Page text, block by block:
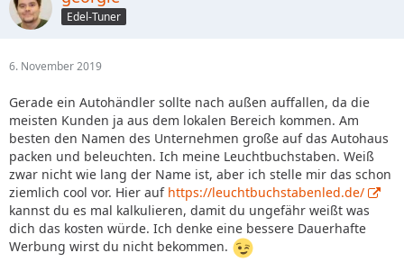
Edel-Tuner
6. November 2019
Gerade ein Autohändler sollte nach außen auffallen, da die
meisten Kunden ja aus dem lokalen Bereich kommen. Am
besten den Namen des Unternehmen große auf das Autohaus
packen und beleuchten. Ich meine Leuchtbuchstaben. Weiß
zwar nicht wie lang der Name ist, aber ich stelle mir das schon
ziemlich cool vor. Hier auf https://leuchtbuchstabenled.de/
kannst du es mal kalkulieren, damit du ungefähr weißt was
dich das kosten würde. Ich denke eine bessere Dauerhafte
Werbung wirst du nicht bekommen.